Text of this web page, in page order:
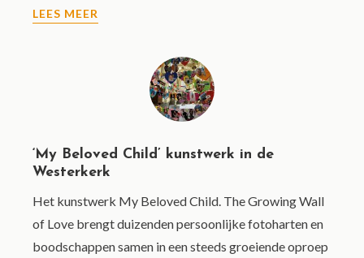
LEES MEER
‘My Beloved Child’ kunstwerk in de
Westerkerk
Het kunstwerk My Beloved Child. The Growing Wall
of Love brengt duizenden persoonlijke fotoharten en
boodschappen samen in een steeds groeiende oproep